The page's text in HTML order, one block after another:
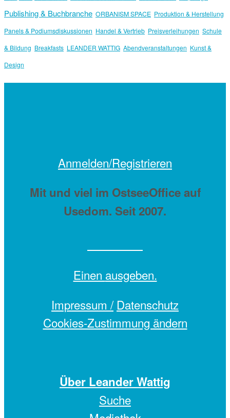
Publishing & Buchbranche ORBANISM SPACE Produktion & Herstellung
Panels & Podiumsdiskussionen Handel & Vertrieb Preisverleihungen Schule
& Bildung Breakfasts LEANDER WATTIG Abendveranstaltungen Kunst &
Design
Anmelden/Registrieren
Mit und viel im OstseeOffice auf
Usedom. Seit 2007.
Einen ausgeben.
Impressum / Datenschutz
Cookies-Zustimmung ändern
Über Leander Wattig
Suche